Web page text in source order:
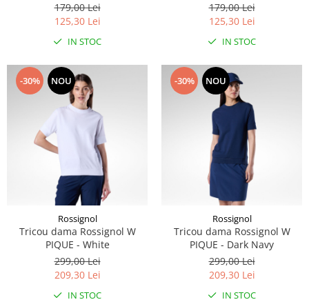
179,00 Lei
125,30 Lei
IN STOC
179,00 Lei
125,30 Lei
IN STOC
-30% NOU
Rossignol
Tricou dama Rossignol W
PIQUE - White
299,00 Lei
209,30 Lei
IN STOC
-30% NOU
Rossignol
Tricou dama Rossignol W
PIQUE - Dark Navy
299,00 Lei
209,30 Lei
IN STOC